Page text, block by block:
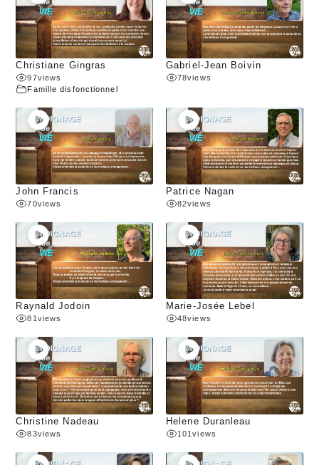
Christiane Gingras
97views
Famille disfonctionnel
Gabriel-Jean Boivin
78views
John Francis
70views
Patrice Nagan
82views
Raynald Jodoin
81 views
Marie-Josée Lebel
48views
Christine Nadeau
83views
Helene Duranleau
101views